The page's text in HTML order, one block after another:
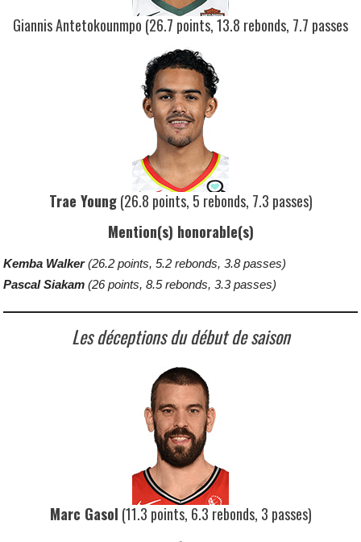
Giannis Antetokounmpo (26.7 points, 13.8 rebonds, 7.7 passes
Trae Young(26.8 points, 5 rebonds, 7.3 passes)
Mention(s) honorable(s)
Kemba Walker(26.2 points, 5.2 rebonds, 3.8 passes)
Pascal Siakam (26 points, 8.5 rebonds, 3.3 passes)
Les déceptions du début de saison
Marc Gasol (11.3 points, 6.3 rebonds, 3 passes)